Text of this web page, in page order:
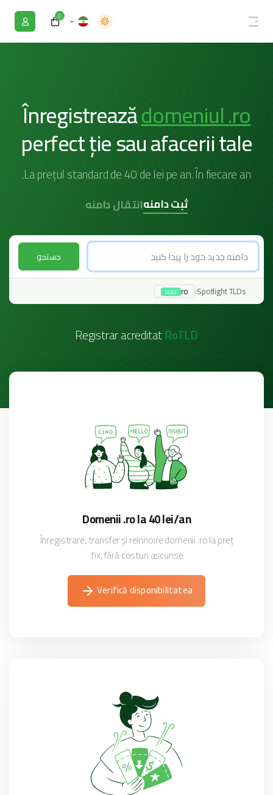
0
Înregistreazădomeniul .ro
perfect ție sau afacerii tale
La prețul standard de 40 de lei pe an. În fiecare an.
ثبت دامنهانتقال دامنه
جستجو
Spotlight TLDs:
ro جدید
Registrar acreditatRoTLD
Domenii .ro la 40 lei/an
Înregistrare, transfer și reînnoire domenii .ro la preț
fix, fără costuri ascunse.
Verifică disponibilitatea